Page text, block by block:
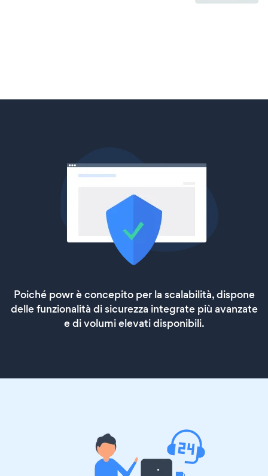
Poiché powr è concepito per la scalabilità, dispone
delle funzionalità di sicurezza integrate più avanzate
e di volumi elevati disponibili.